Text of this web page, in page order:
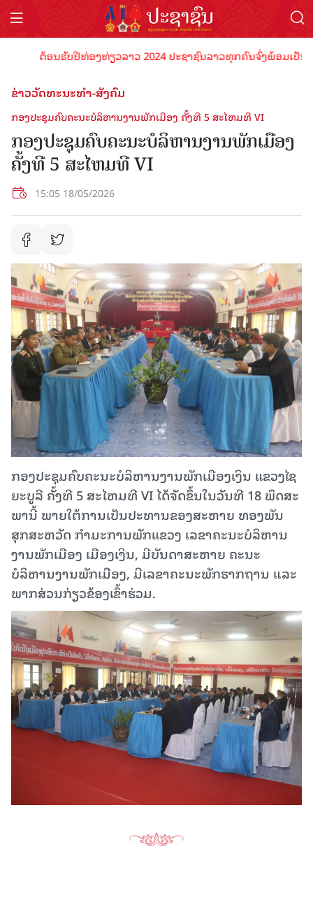
ຕ້ອນຮັບປີທ່ອງທ່ຽວລາວ 2024 ປະຊາຊົນລາວທຸກຄົນຈົ່ງພ້ອມເປັນ
ຂ່າວວັດທະນະທຳ-ສັງຄົມ
ກອງ​ປະຊຸມຄົບ​ຄະນະ​ບໍລິຫານ​ງານ​ພັກ​ເມືອງ ຄັ້ງທີ 5 ສະໄຫມທີ VI​
ກອງ​ປະຊຸມຄົບ​ຄະນະ​ບໍລິຫານ​ງານ​ພັກ​ເມືອງ
ຄັ້ງທີ 5 ສະໄຫມທີ VI​
15:05 18/05/2026
ກອງ​ປະຊຸມຄົບ​ຄະນະ​ບໍລິຫານ​ງານ​ພັກ​ເມືອງເງິນ ແຂວງ​ໄຊ​
ຍະ​ບູ​ລີ ຄັ້ງທີ 5 ສະໄຫມທີ VI​ ໄດ້​ຈັດ​ຂຶ້ນ​ໃນ​ວັນ​ທີ 18 ພຶດ​ສະ​
ພາ​ນີ້ ພາຍໃຕ້ການເປັນປະທານຂອງສະຫາຍ ທອງພັນ
ສຸກສະຫວັດ ກຳມະການພັກແຂວງ ເລຂາຄະນະບໍລິຫານ
ງານພັກເມືອງ ເມືອງເງິນ, ມີບັນດາສະຫາຍ ຄະນະ
ບໍລິຫານງານພັກເມືອງ, ມີເລຂາຄະນະພັກຮາກຖານ ແລະ
ພາກ​ສ່ວນ​ກ່ຽວ​ຂ້ອງເຂົ້າຮ່ວມ.